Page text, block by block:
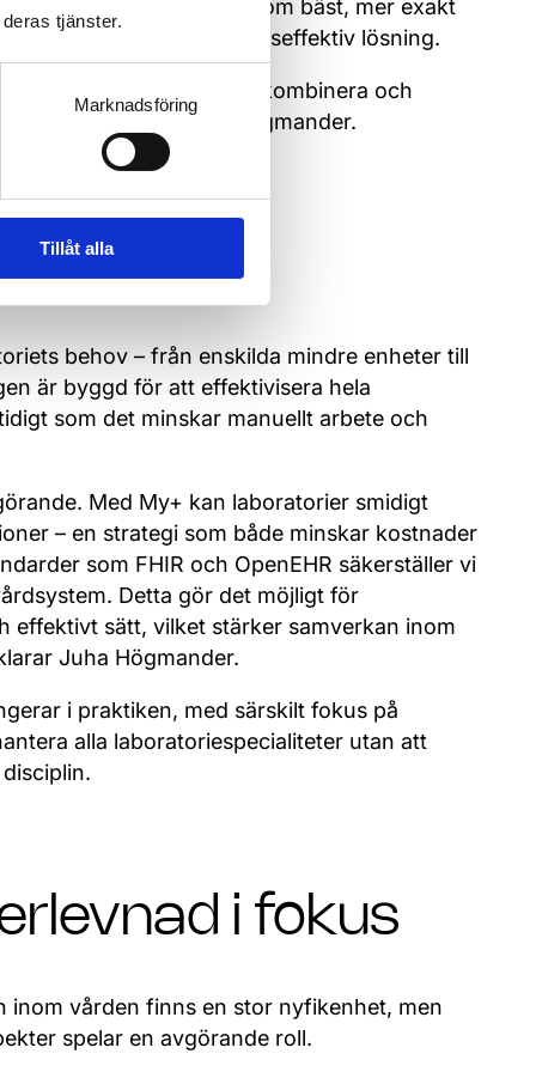
tjänster.
Marknadsföring
Tillåt alla
den viktiga kontexten som bäst, mer exakt
leder till en mer kostnadseffektiv lösning.
för att samla, kombinera och
säger Juha Högmander.
behov – från enskilda mindre enheter till
är byggd för att effektivisera hela
som det minskar manuellt arbete och
Med My+ kan laboratorier smidigt
– en strategi som både minskar kostnader
som FHIR och OpenEHR säkerställer vi
Detta gör det möjligt för
sätt, vilket stärker samverkan inom
Juha Högmander.
i praktiken, med särskilt fokus på
alla laboratoriespecialiteter utan att
i fokus
inom vården finns en stor nyfikenhet, men
spelar en avgörande roll.